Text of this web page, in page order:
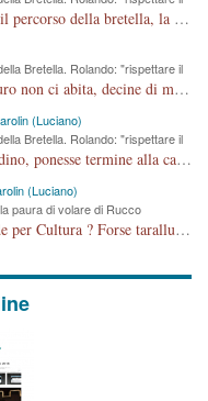
Caro fratuck, conosco molto bene la zona, il percorso della bretella, la situazione dei cittadini, abito in Viale Trento. A partire dal 2003 ho partecipato al Comitato di Maddalene pro bretella, e a riunioni propositive per apportare modifiche al progetto. Numerose mie foto del territorio sono arrivate a Roma, altri miei interventi (non graditi dalla Sx) sono stati pubblicati dal GdV, assieme ad altri come Ciro Asproso, ora favorevole alla bretella. Ho partecipato alla raccolta firme per la chiusura della strada x 5 giorni eseguita dal Sindaco Hullwech per sforamento 180 Micro/g. Pertanto come impegno per la tematica sono apposto con la coscienza. Ora il Progetto è partito, fine! Voglio dire che la nuova Giunta "comunale" non c'entra più. L'opera sarà "malauguratamente" eseguita, ma non con il mio placet. Il Consigliere Comunale dovrebbe capire che la campagna elettorale è finita, con buona pace di tutti. Quello che invece dovrebbe interessare è la proprietà della strada, dall'uscita autostradale Ovest, sino alla Rotatoria dell'Albara, vi sono tre possessori: Autostrade SpA; La Provincia, il Comune. Come la mettiamo per il futuro ? I costi, da 50 sono saliti a 100 milioni di € come dire 20 milioni a KM (!) da non credere. Comunque si farà. Ma nessuno canti Vittoria, anzi meglio non farne un ulteriore fatto "partitico" per questioni elettorali o di seggio. Se mi manda la sua mail, sono disponibile ad inviare i documenti e le foto sopra descritte. Con ossequi, Luciano Parolin
Bretella. Rolando: "rispettare il
Non sarà utile a lei dott. Parolin che di sicuro non ci abita, decine di migliaia di TIR, automobili e padroncini che passano quotidianamente per una strada appena rotabile, non è più possibile stendere i panni, attraversare la strada senza rischiare la morte, le case stanno crepando, i tempi sono cambiati e la bretella non passerà assolutamente per maddalene (ma cosa sta a dire?!), dia invece responsabilità a chi ha costruito tagliando la strada che doveva invece terminare a isola vicentina e non al moracchino lasciando Motta di Costabissara ancora in panne di traffico. I tempi sono cambiati dottore e se l'anagrafe della vita stagna nell'essere umano impressioni conservatrici, la società non le considera perchè va avanti, si industrializza e ha bisogno di infrastrutture e di sviluppo. Ultima considerazione, se è geloso di Rolando perchè vede in lui solo campagne politiche mentre si difendono i SOLI diritti dei cittadini, la preghiamo faccia considerazioni più appropriate. Saluti e complimenti per i suoi scritti.
(Luciano)
Bretella. Rolando: "rispettare il
Sarebbe ora che il consigliere comunale Pidino, ponesse termine alla campagna elettorale nel territorio del suo seggio Villaggio del Sole. La tiraca è iniziata, distruggerà 6 km di prateria ovest della città, ricca di fonti e sorgenti d'acqua. I cittadini di Maddalene non avranno più Pace la notte. Molta colpa per la costruzione di questa Strada è proprio del signor Rolando,dei suoi gazebo mobili e che vuol far passare questa opera VANDALICA come progetto "utile" a chi ? Non è cosa seria sig. Rolando!
(Luciano)
paura di volare di Rucco
Vorrei sapere dal C.C. Rolando cosa intende per Cultura ? Forse tarallucci, vino e sagre, o spaghetti tricolori del PD ? Il continuo (s)parlare della mostra a Palazzo Chiericati caro consigliere DANNEGGIA FORTEMENTE l'immagine della città TUTTA e fa deviare i consensi che in RUSSIA (badi bene ex U.R.S.S.) sono ECCELLENTI. A livello artistico l'evento è di alta Valenza culturale, COMPITO di Tutta la Cittadinanza fare il possibile per propagandare l'iniziativa senza farne UN CASO PARTITICO come fa Lei da sempre. Meno Gazebo + Partecipazione! E così sia. Amen.